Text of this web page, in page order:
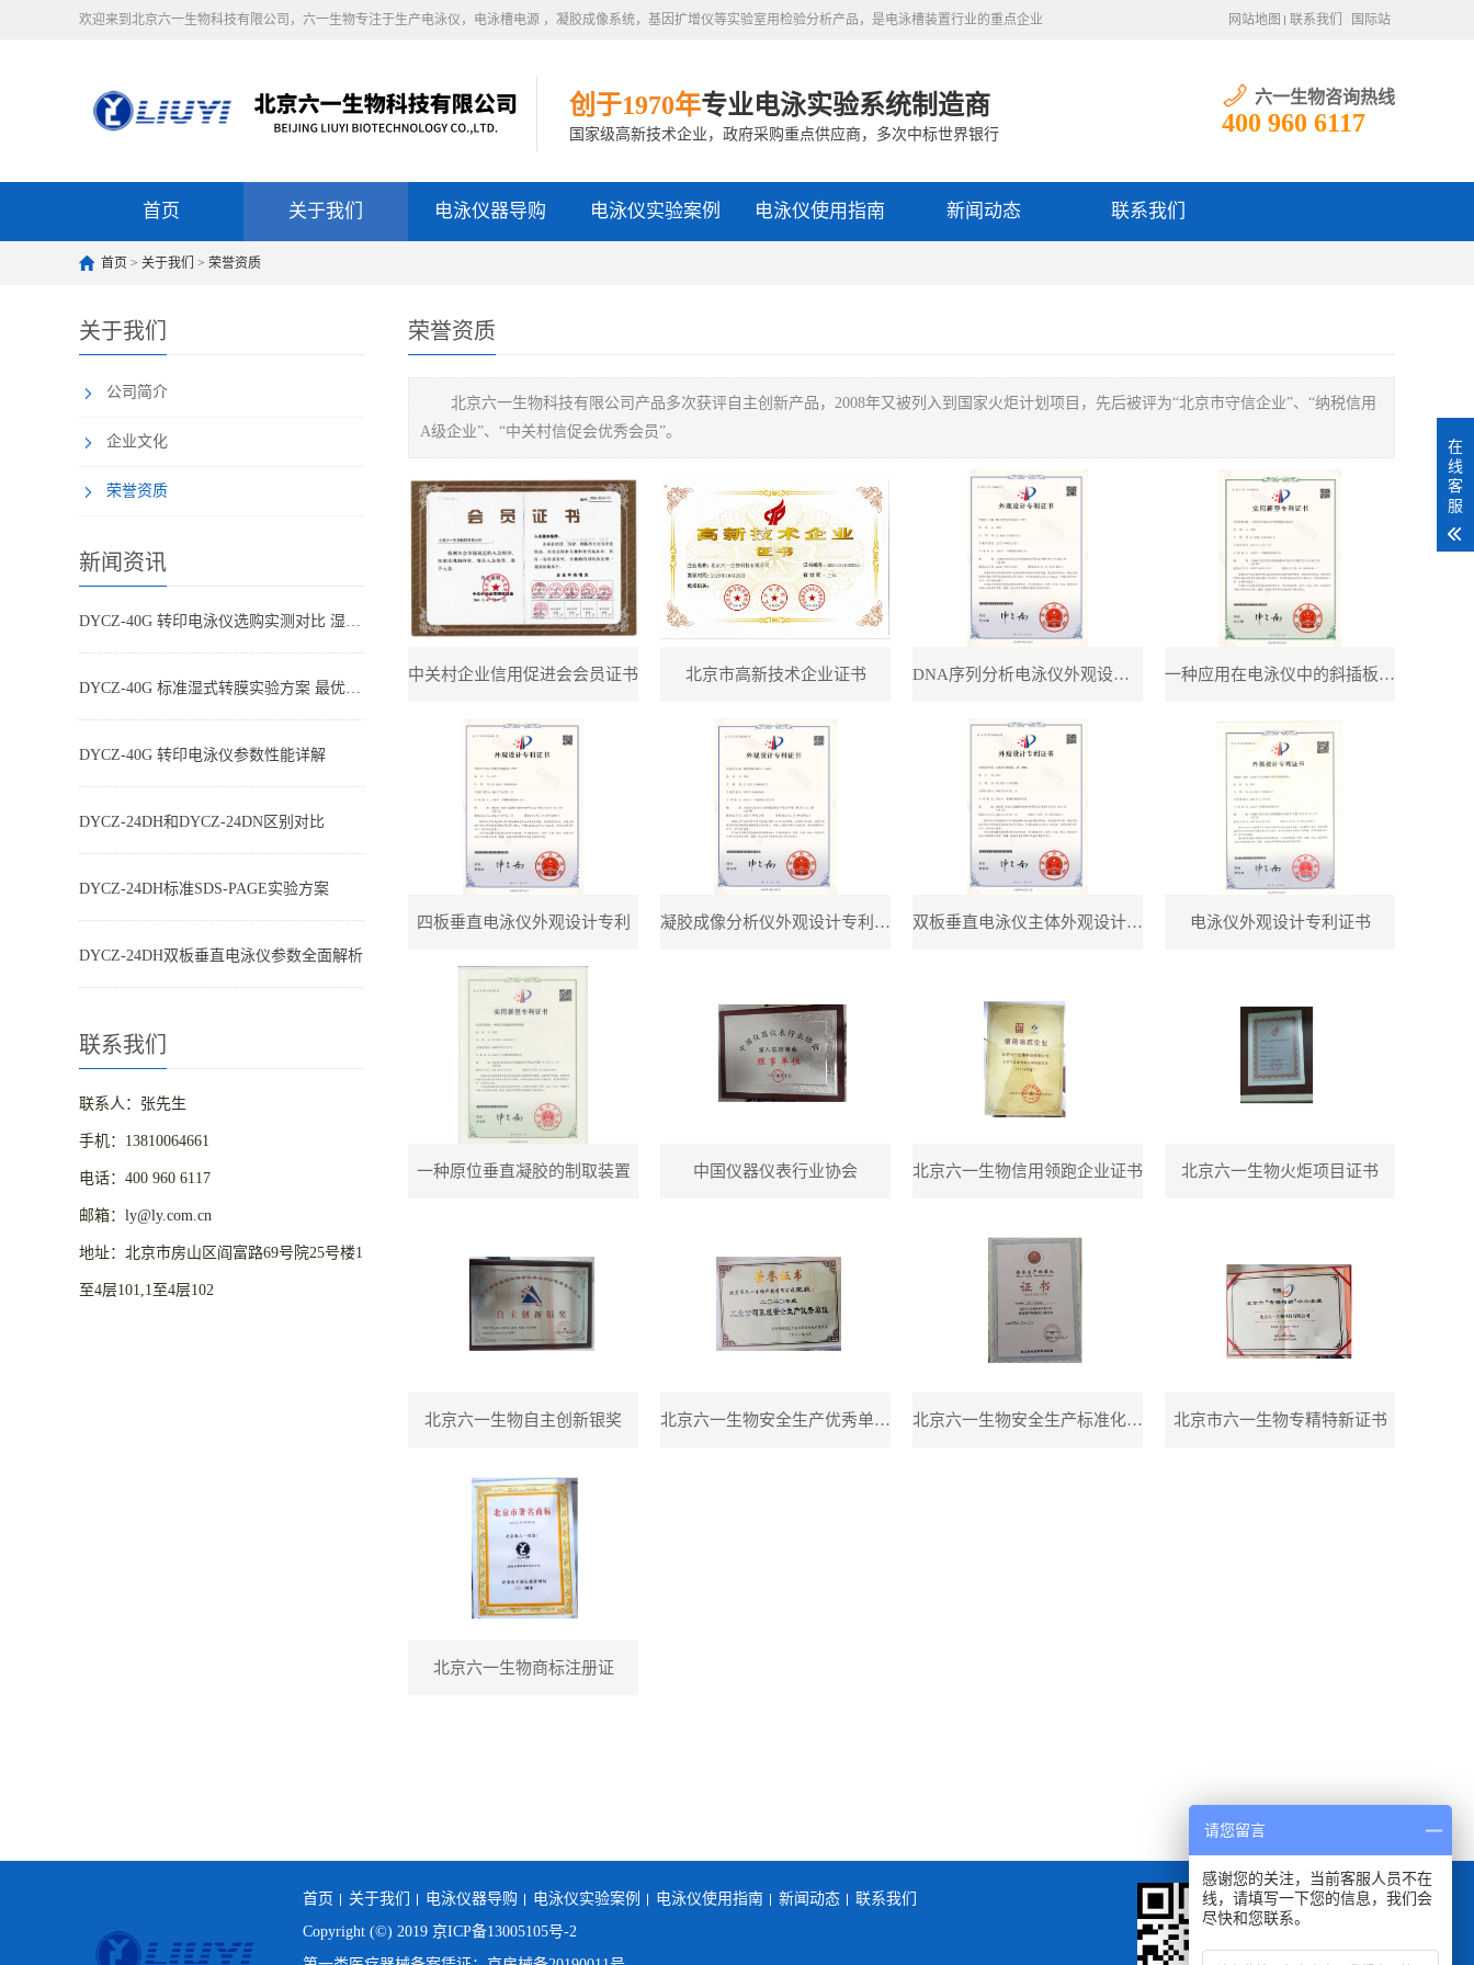
欢迎来到北京六一生物科技有限公司，六一生物专注于生产电泳仪，电泳槽电源 ，凝胶成像系统，基因扩增仪等实验室用检验分析产品，是电泳槽装置行业的重点企业 网站地图 联系我们 国际站
创于1970年专业电泳实验系统制造商
国家级高新技术企业，政府采购重点供应商，多次中标世界银行
六一生物咨询热线
400 960 6117
首页 关于我们 电泳仪器导购 电泳仪实验案例 电泳仪使用指南 新闻动态 联系我们
首页 > 关于我们 > 荣誉资质
关于我们
公司简介
企业文化
荣誉资质
新闻资讯
DYCZ-40G 转印电泳仪选购实测对比 湿转设备怎么选不踩坑
DYCZ-40G 标准湿式转膜实验方案 最优参数搭配
DYCZ-40G 转印电泳仪参数性能详解
DYCZ-24DH和DYCZ-24DN区别对比
DYCZ-24DH标准SDS-PAGE实验方案
DYCZ-24DH双板垂直电泳仪参数全面解析
联系我们
联系人：张先生
手机：13810064661
电话：400 960 6117
邮箱：ly@ly.com.cn
地址：北京市房山区阎富路69号院25号楼1
至4层101,1至4层102
荣誉资质
北京六一生物科技有限公司产品多次获评自主创新产品，2008年又被列入到国家火炬计划项目，先后被评为“北京市守信企业”、“纳税信用
A级企业”、“中关村信促会优秀会员”。
中关村企业信用促进会会员证书 北京市高新技术企业证书 DNA序列分析电泳仪外观设计专利证书 一种应用在电泳仪中的斜插板及电泳仪
四板垂直电泳仪外观设计专利 凝胶成像分析仪外观设计专利证书 双板垂直电泳仪主体外观设计专利证书 电泳仪外观设计专利证书
一种原位垂直凝胶的制取装置 中国仪器仪表行业协会 北京六一生物信用领跑企业证书 北京六一生物火炬项目证书
北京六一生物自主创新银奖 北京六一生物安全生产优秀单位证书 北京六一生物安全生产标准化证书 北京市六一生物专精特新证书
北京六一生物商标注册证
首页 关于我们 电泳仪器导购 电泳仪实验案例 电泳仪使用指南 新闻动态
联系我们
Copyright (©) 2019 京ICP备13005105号-2
在
线
客
服
请您留言
感谢您的关注，当前客服人员不在
线，请填写一下您的信息，我们会
尽快和您联系。